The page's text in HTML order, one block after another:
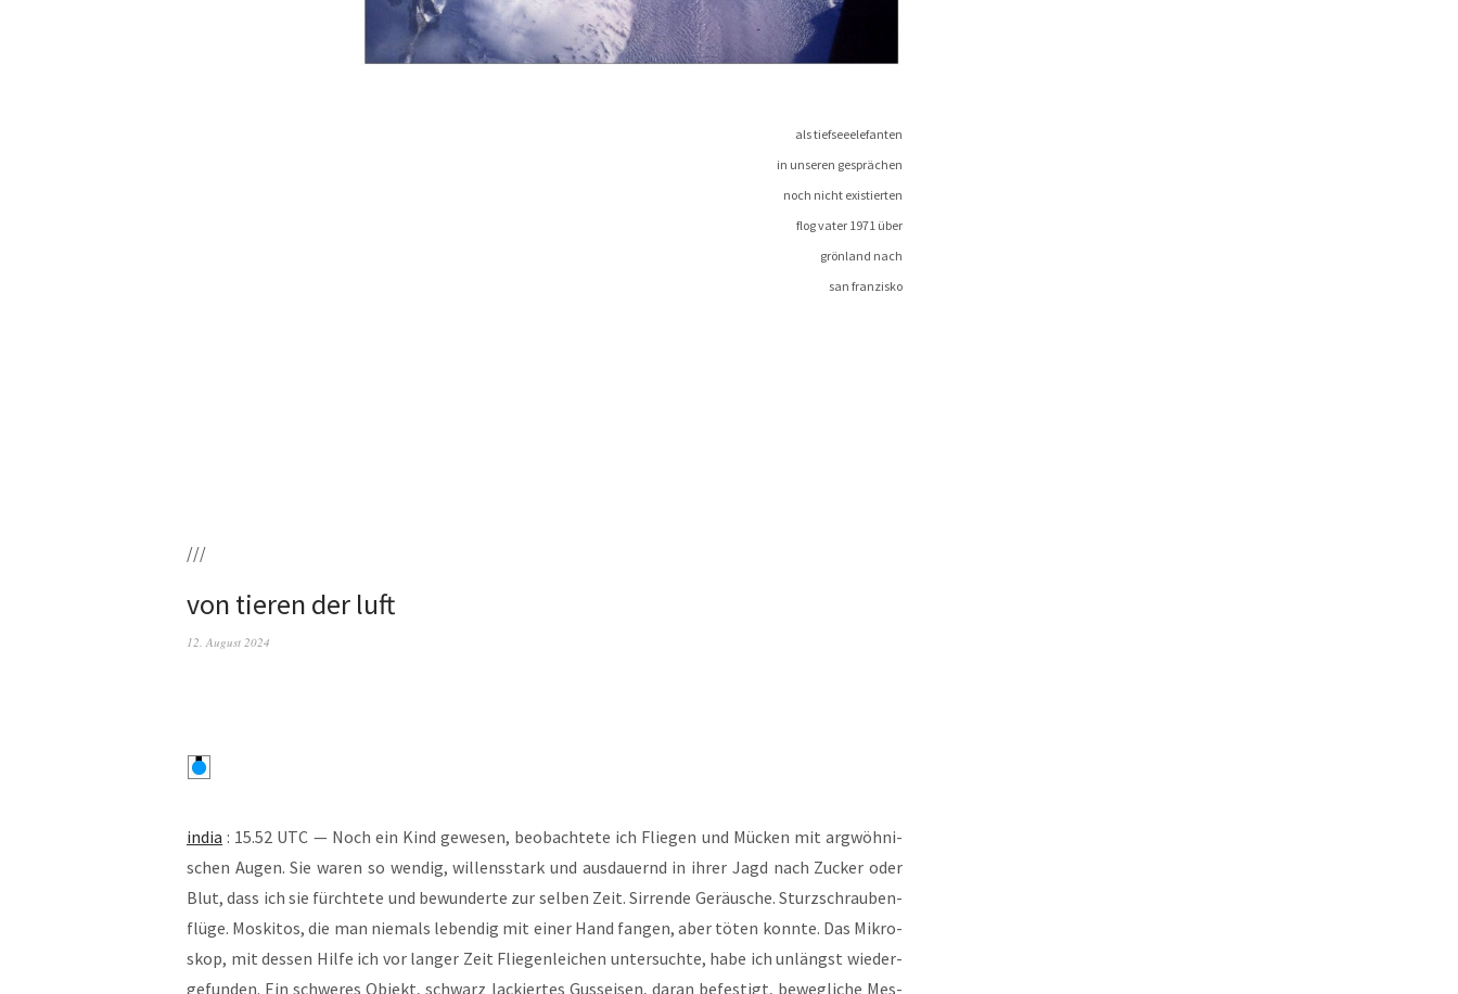
als tiefseeelefanten
in unse­ren gesprächen
noch nicht existierten
flog vater 1971 über
grön­land nach
san franzisko
///
von tieren der luft
12. August 2024
india : 15.52 UTC — Noch ein Kind gewe­sen, beob­ach­te­te ich Flie­gen und Mücken mit arg­wöh­ni­
schen Augen. Sie waren so wen­dig, wil­lens­stark und aus­dau­ernd in ihrer Jagd nach Zucker oder
Blut, dass ich sie fürch­te­te und bewun­der­te zur sel­ben Zeit. Sir­ren­de Geräu­sche. Sturz­schrau­ben­
flü­ge. Mos­ki­tos, die man nie­mals leben­dig mit einer Hand fan­gen, aber töten konn­te. Das Mikro­
skop, mit des­sen Hil­fe ich vor lan­ger Zeit Flie­gen­lei­chen unter­such­te, habe ich unlängst wie­der­
ge­fun­den. Ein schwe­res Objekt, schwarz lackier­tes Guss­ei­sen, dar­an befes­tigt, beweg­li­che Mes­